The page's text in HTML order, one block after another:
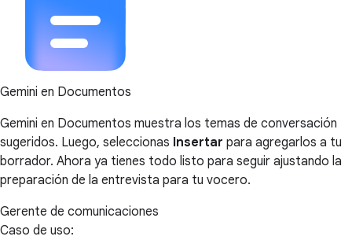
Gemini en Documentos
Gemini en Documentos muestra los temas de conversación
sugeridos. Luego, seleccionas Insertar para agregarlos a tu
borrador. Ahora ya tienes todo listo para seguir ajustando la
preparación de la entrevista para tu vocero.
Gerente de comunicaciones
Caso de uso: